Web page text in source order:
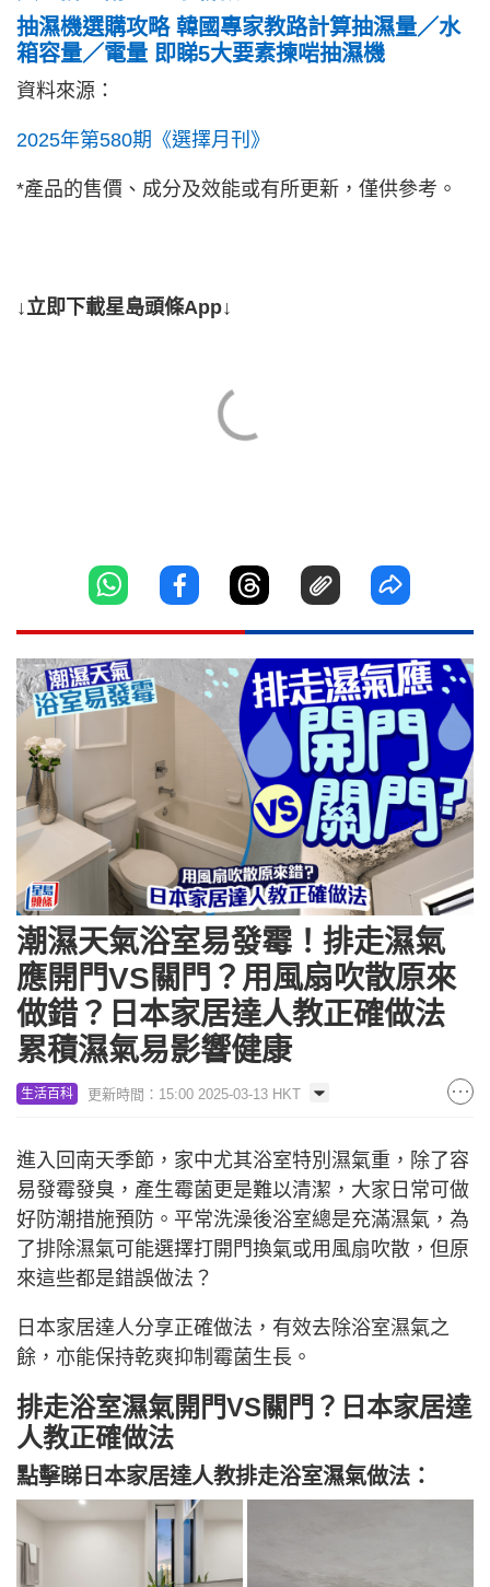
抽濕機選購攻略 韓國專家教路計算抽濕量／水
箱容量／電量 即睇5大要素揀啱抽濕機
資料來源：
2025年第580期《選擇月刊》
*產品的售價、成分及效能或有所更新，僅供參考。
↓立即下載星島頭條App↓
潮濕天氣浴室易發霉！排走濕氣
應開門VS關門？用風扇吹散原來
做錯？日本家居達人教正確做法
累積濕氣易影響健康
生活百科 更新時間：15:00 2025-03-13 HKT
進入回南天季節，家中尤其浴室特別濕氣重，除了容
易發霉發臭，產生霉菌更是難以清潔，大家日常可做
好防潮措施預防。平常洗澡後浴室總是充滿濕氣，為
了排除濕氣可能選擇打開門換氣或用風扇吹散，但原
來這些都是錯誤做法？
日本家居達人分享正確做法，有效去除浴室濕氣之
餘，亦能保持乾爽抑制霉菌生長。
排走浴室濕氣開門VS關門？日本家居達
人教正確做法
點擊睇日本家居達人教排走浴室濕氣做法：